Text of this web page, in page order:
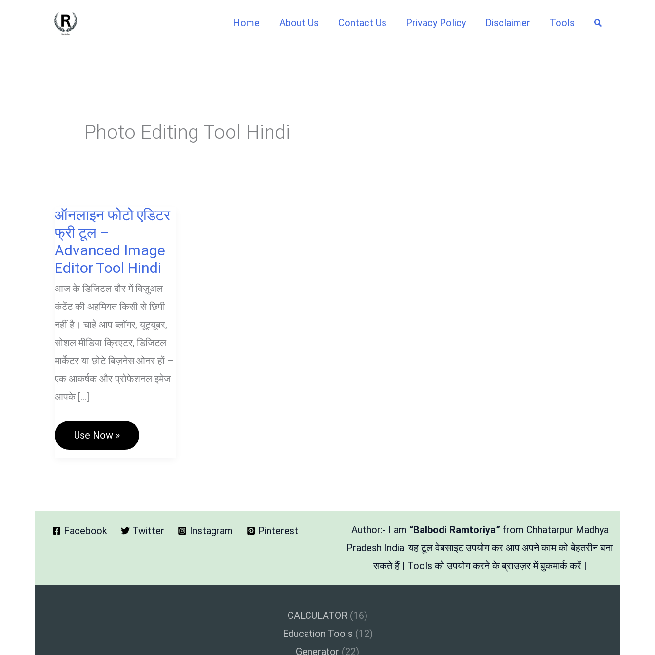
Home About Us Contact Us Privacy Policy Disclaimer Tools Search
Photo Editing Tool Hindi
ऑनलाइन फोटो एडिटर
फ्री टूल –
Advanced Image
Editor Tool Hindi
आज के डिजिटल दौर में विज़ुअल
कंटेंट की अहमियत किसी से छिपी
नहीं है। चाहे आप ब्लॉगर, यूट्यूबर,
सोशल मीडिया क्रिएटर, डिजिटल
मार्केटर या छोटे बिज़नेस ओनर हों –
एक आकर्षक और प्रोफेशनल इमेज
आपके […]
ऑनलाइन
Editor
Hindi
Use Now »
Facebook Twitter Instagram Pinterest Author:- I am “Balbodi Ramtoriya” from Chhatarpur Madhya
Pradesh India. यह टूल वेबसाइट उपयोग कर आप अपने काम को बेहतरीन बना
सकते हैं | Tools को उपयोग करने के ब्राउज़र में बुकमार्क करें |
CALCULATOR (16)
Education Tools (12)
Generator (22)